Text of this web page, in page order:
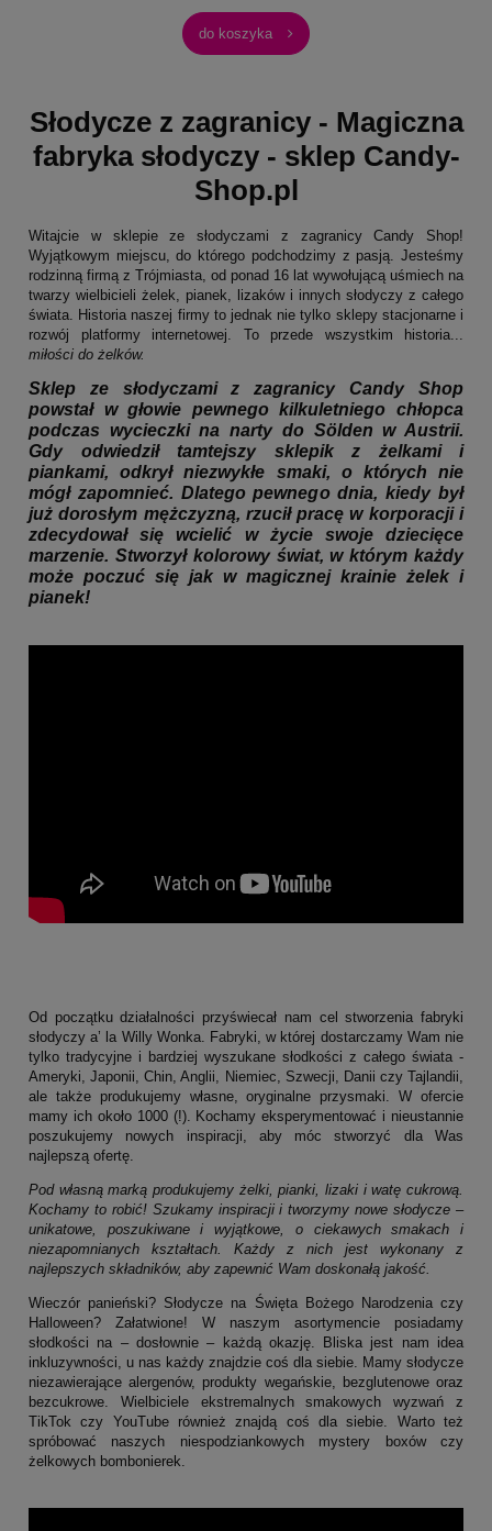
do koszyka
Słodycze z zagranicy - Magiczna
fabryka słodyczy - sklep Candy-
Shop.pl
Witajcie w sklepie ze słodyczami z zagranicy Candy Shop!
Wyjątkowym miejscu, do którego podchodzimy z pasją. Jesteśmy
rodzinną firmą z Trójmiasta, od ponad 16 lat wywołującą uśmiech na
twarzy wielbicieli żelek, pianek, lizaków i innych słodyczy z całego
świata. Historia naszej firmy to jednak nie tylko sklepy stacjonarne i
rozwój platformy internetowej. To przede wszystkim historia...
miłości do żelków.
Sklep ze słodyczami z zagranicy Candy Shop
powstał w głowie pewnego kilkuletniego chłopca
podczas wycieczki na narty do Sölden w Austrii.
Gdy odwiedził tamtejszy sklepik z żelkami i
piankami, odkrył niezwykłe smaki, o których nie
mógł zapomnieć. Dlatego pewnego dnia, kiedy był
już dorosłym mężczyzną, rzucił pracę w korporacji i
zdecydował się wcielić w życie swoje dziecięce
marzenie. Stworzył kolorowy świat, w którym każdy
może poczuć się jak w magicznej krainie żelek i
pianek!
Od początku działalności przyświecał nam cel stworzenia fabryki
słodyczy a’ la Willy Wonka. Fabryki, w której dostarczamy Wam nie
tylko tradycyjne i bardziej wyszukane słodkości z całego świata -
Ameryki, Japonii, Chin, Anglii, Niemiec, Szwecji, Danii czy Tajlandii,
ale także produkujemy własne, oryginalne przysmaki. W ofercie
mamy ich około 1000 (!). Kochamy eksperymentować i nieustannie
poszukujemy nowych inspiracji, aby móc stworzyć dla Was
najlepszą ofertę.
Pod własną marką produkujemy żelki, pianki, lizaki i watę cukrową.
Kochamy to robić! Szukamy inspiracji i tworzymy nowe słodycze –
unikatowe, poszukiwane i wyjątkowe, o ciekawych smakach i
niezapomnianych kształtach. Każdy z nich jest wykonany z
najlepszych składników, aby zapewnić Wam doskonałą jakość.
Wieczór panieński? Słodycze na Święta Bożego Narodzenia czy
Halloween? Załatwione! W naszym asortymencie posiadamy
słodkości na – dosłownie – każdą okazję. Bliska jest nam idea
inkluzywności, u nas każdy znajdzie coś dla siebie. Mamy słodycze
niezawierające alergenów, produkty wegańskie, bezglutenowe oraz
bezcukrowe. Wielbiciele ekstremalnych smakowych wyzwań z
TikTok czy YouTube również znajdą coś dla siebie. Warto też
spróbować naszych niespodziankowych mystery boxów czy
żelkowych bombonierek.